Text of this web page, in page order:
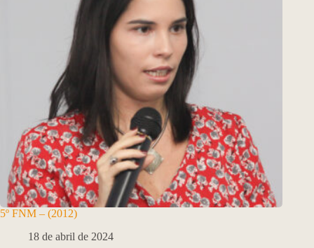
5º FNM – (2012)
18 de abril de 2024